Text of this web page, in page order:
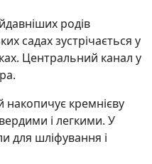
родів
садах зустрічається у
Центральний канал у
накопичує кремнієву
і легкими. У
для шліфування і